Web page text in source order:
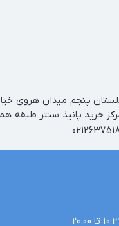
گلستان پنجم میدان هروی
خرید پانیذ سنتر طبقه